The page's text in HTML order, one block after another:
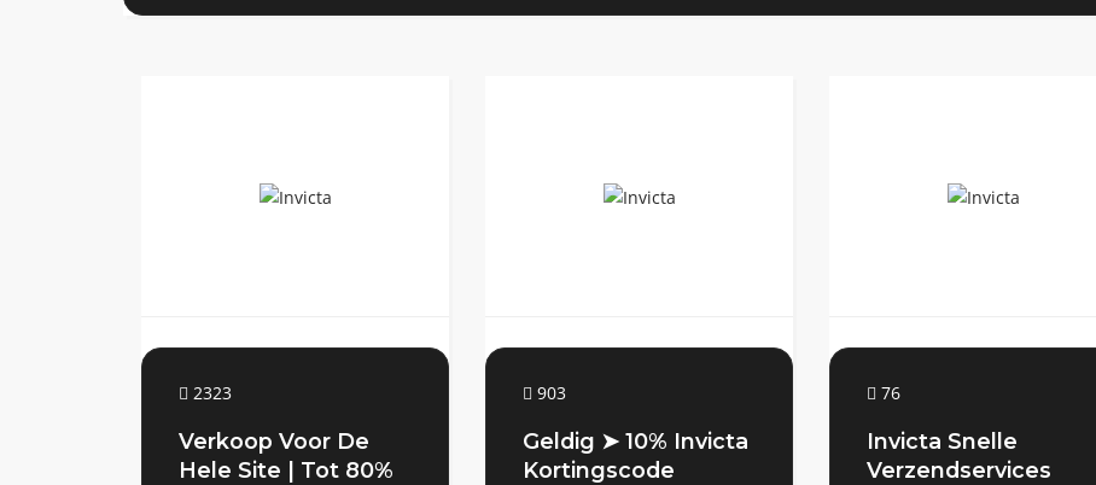
2323
Verkoop Voor De
Hele Site | Tot 80%
903
Geldig ➤ 10% Invicta
Kortingscode
76
Invicta Snelle
Verzendservices